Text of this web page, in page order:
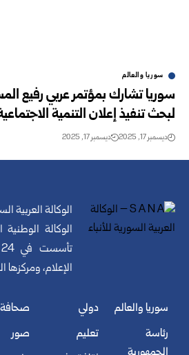
سوريا والعالم
سوريا تشارك بمؤتمر عربي رفيع
لبحث تنفيذ إعلان التنمية
ديسمبر 17, 2025 ديسمبر 17, 2025
الوكالة العربية
الوكالة الوطنية
الإعلام،
سوريا والعالم
رئاسة
دولي
تعليم
صحافة
صور